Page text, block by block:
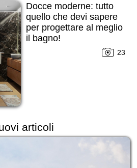
Docce moderne: tutto
quello che devi sapere
per progettare al meglio
il bagno!
23
articoli